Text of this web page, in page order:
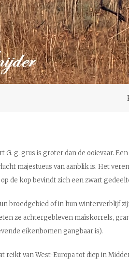
g. grus is groter dan de ooievaar.
majestueus van aanblik is. Het
de kop bevindt zich een zwart
broedgebied of in hun winterverblijf
ze achtergebleven maïskorrels,
eikenbomen gangbaar is).
reikt van West-Europa tot diep in